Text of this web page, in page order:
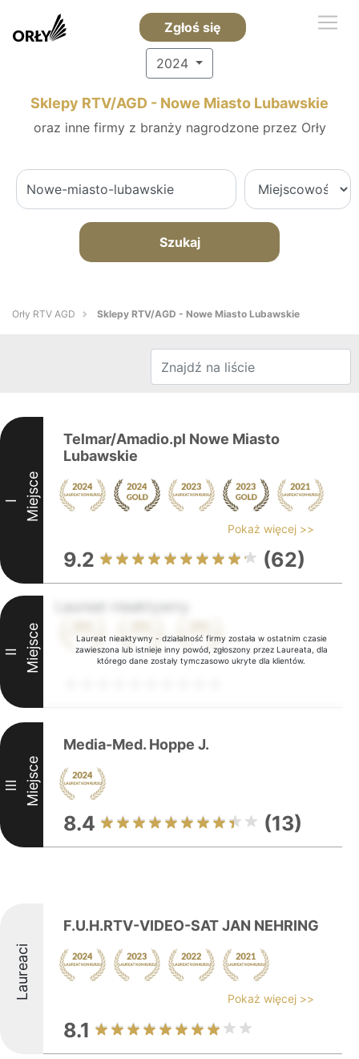
Zgłoś się
2024
Sklepy RTV/AGD - Nowe Miasto Lubawskie
oraz inne firmy z branży nagrodzone przez Orły
Szukaj
Orły RTV AGD Sklepy RTV/AGD - Nowe Miasto Lubawskie
I Miejsce
Telmar/Amadio.pl Nowe Miasto
Lubawskie
Pokaż więcej >>
9.2 (62)
Laureat nieaktywny - działalność firmy została w ostatnim czasie
zawieszona lub istnieje inny powód, zgłoszony przez Laureata, dla
którego dane zostały tymczasowo ukryte dla klientów.
II Miejsce
III Miejsce
Media-Med. Hoppe J.
8.4 (13)
Laureaci
F.U.H.RTV-VIDEO-SAT JAN NEHRING
Pokaż więcej >>
8.1